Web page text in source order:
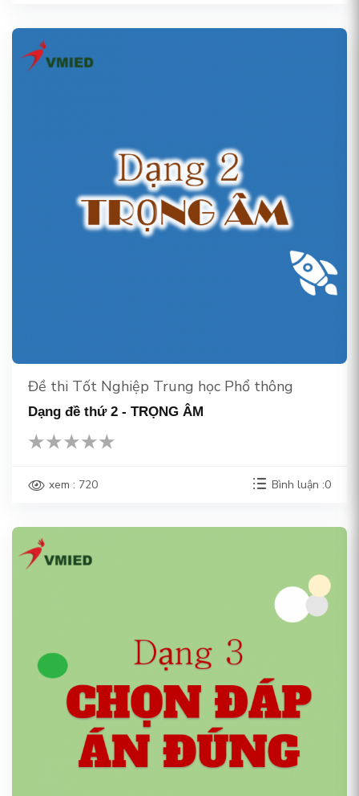
Đề thi Tốt Nghiệp Trung học Phổ thông
Dạng đề thứ 2 - TRỌNG ÂM
xem : 720 Bình luận :0